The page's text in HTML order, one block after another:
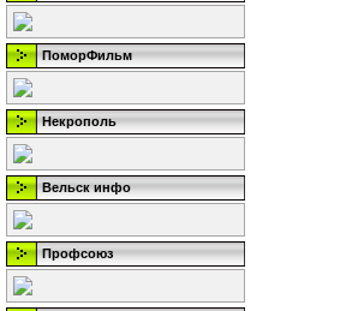
ПоморФильм
Некрополь
Вельск инфо
Профсоюз